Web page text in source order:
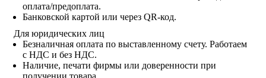
оплата/предоплата.
Банковской картой или через QR-код.
Для юридических лиц
Безналичная оплата по выставленному счету. Работаем
с НДС и без НДС.
Наличие, печати фирмы или доверенности при